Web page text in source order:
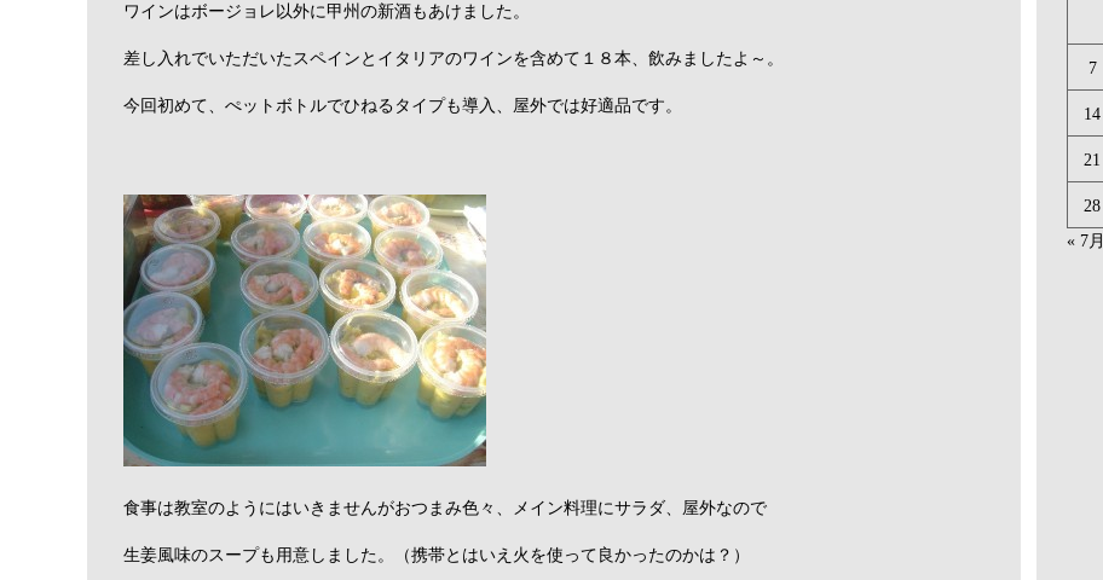
ワインはボージョレ以外に甲州の新酒もあけました。
差し入れでいただいたスペインとイタリアのワインを含めて１８本、飲みましたよ～。
今回初めて、ぺットボトルでひねるタイプも導入、屋外では好適品です。
食事は教室のようにはいきませんがおつまみ色々、メイン料理にサラダ、屋外なので
生姜風味のスープも用意しました。（携帯とはいえ火を使って良かったのかは？）
7
14
21
28
« 7月